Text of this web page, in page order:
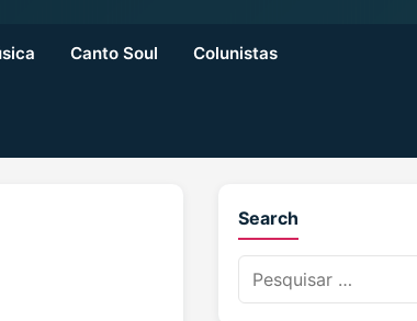
Canto Soul Colunistas
Search